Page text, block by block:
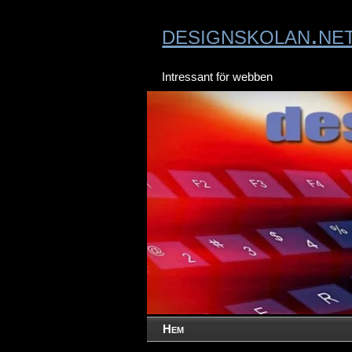
Intressant för webben
Hem